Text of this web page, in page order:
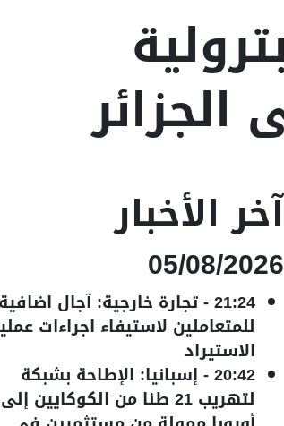
آخر الأخبار
05/08/2026
21:24
-تجارة خارجية: آجال اضافية
للمتعاملين لاستيفاء اجراءات
الاستيراد
20:42
- إسبانيا: الإطاحة بشبكة
لتهريب 21 طنا من الكوكايين إلى